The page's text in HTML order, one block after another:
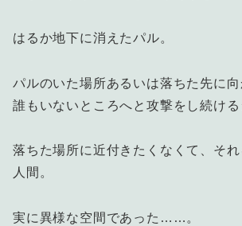
はるか地下に消えたパル。
パルのいた場所あるいは落ちた先に向
誰もいないところへと攻撃をし続ける
落ちた場所に近付きたくなくて、そ
人間。
実に異様な空間であった……。